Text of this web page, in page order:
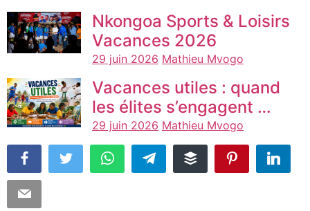
Nkongoa Sports & Loisirs
Vacances 2026
29 juin 2026 Mathieu Mvogo
Vacances utiles : quand
les élites s’engagent …
29 juin 2026 Mathieu Mvogo